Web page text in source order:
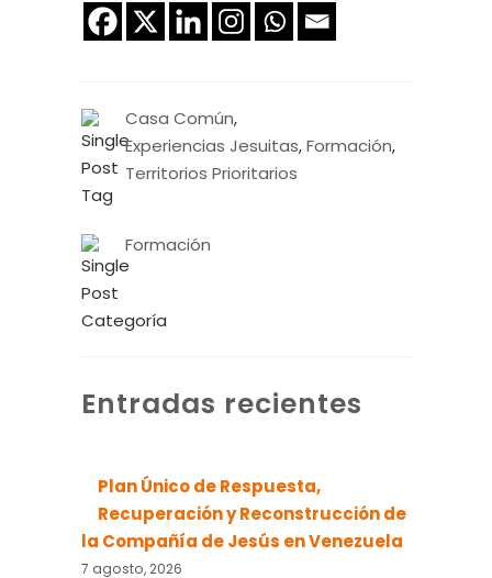
Casa Común,
Experiencias Jesuitas,Formación,
Territorios Prioritarios
Formación
Entradas recientes
Plan Único de Respuesta,
Recuperación y Reconstrucción de
la Compañía de Jesús en Venezuela
7 agosto, 2026